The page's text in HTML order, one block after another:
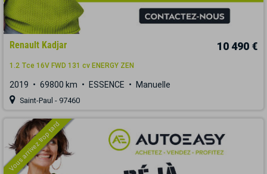
Renault Kadjar 10 490 €
1.2 Tce 16V FWD 131 cv ENERGY ZEN
2019 69800 km ESSENCE Manuelle
Saint-Paul - 97460
Vous arrivez trop tard